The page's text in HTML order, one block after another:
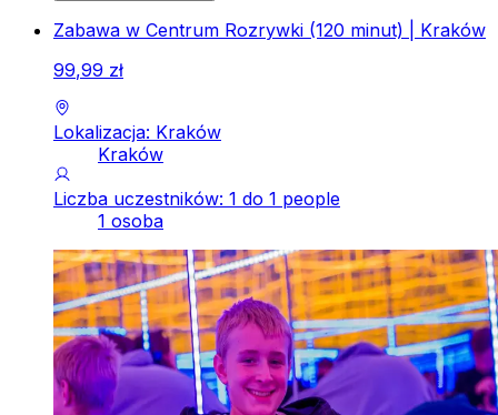
Zabawa w Centrum Rozrywki (120 minut) | Kraków
99,99 zł
Lokalizacja: Kraków
Kraków
Liczba uczestników: 1 do 1 people
1 osoba